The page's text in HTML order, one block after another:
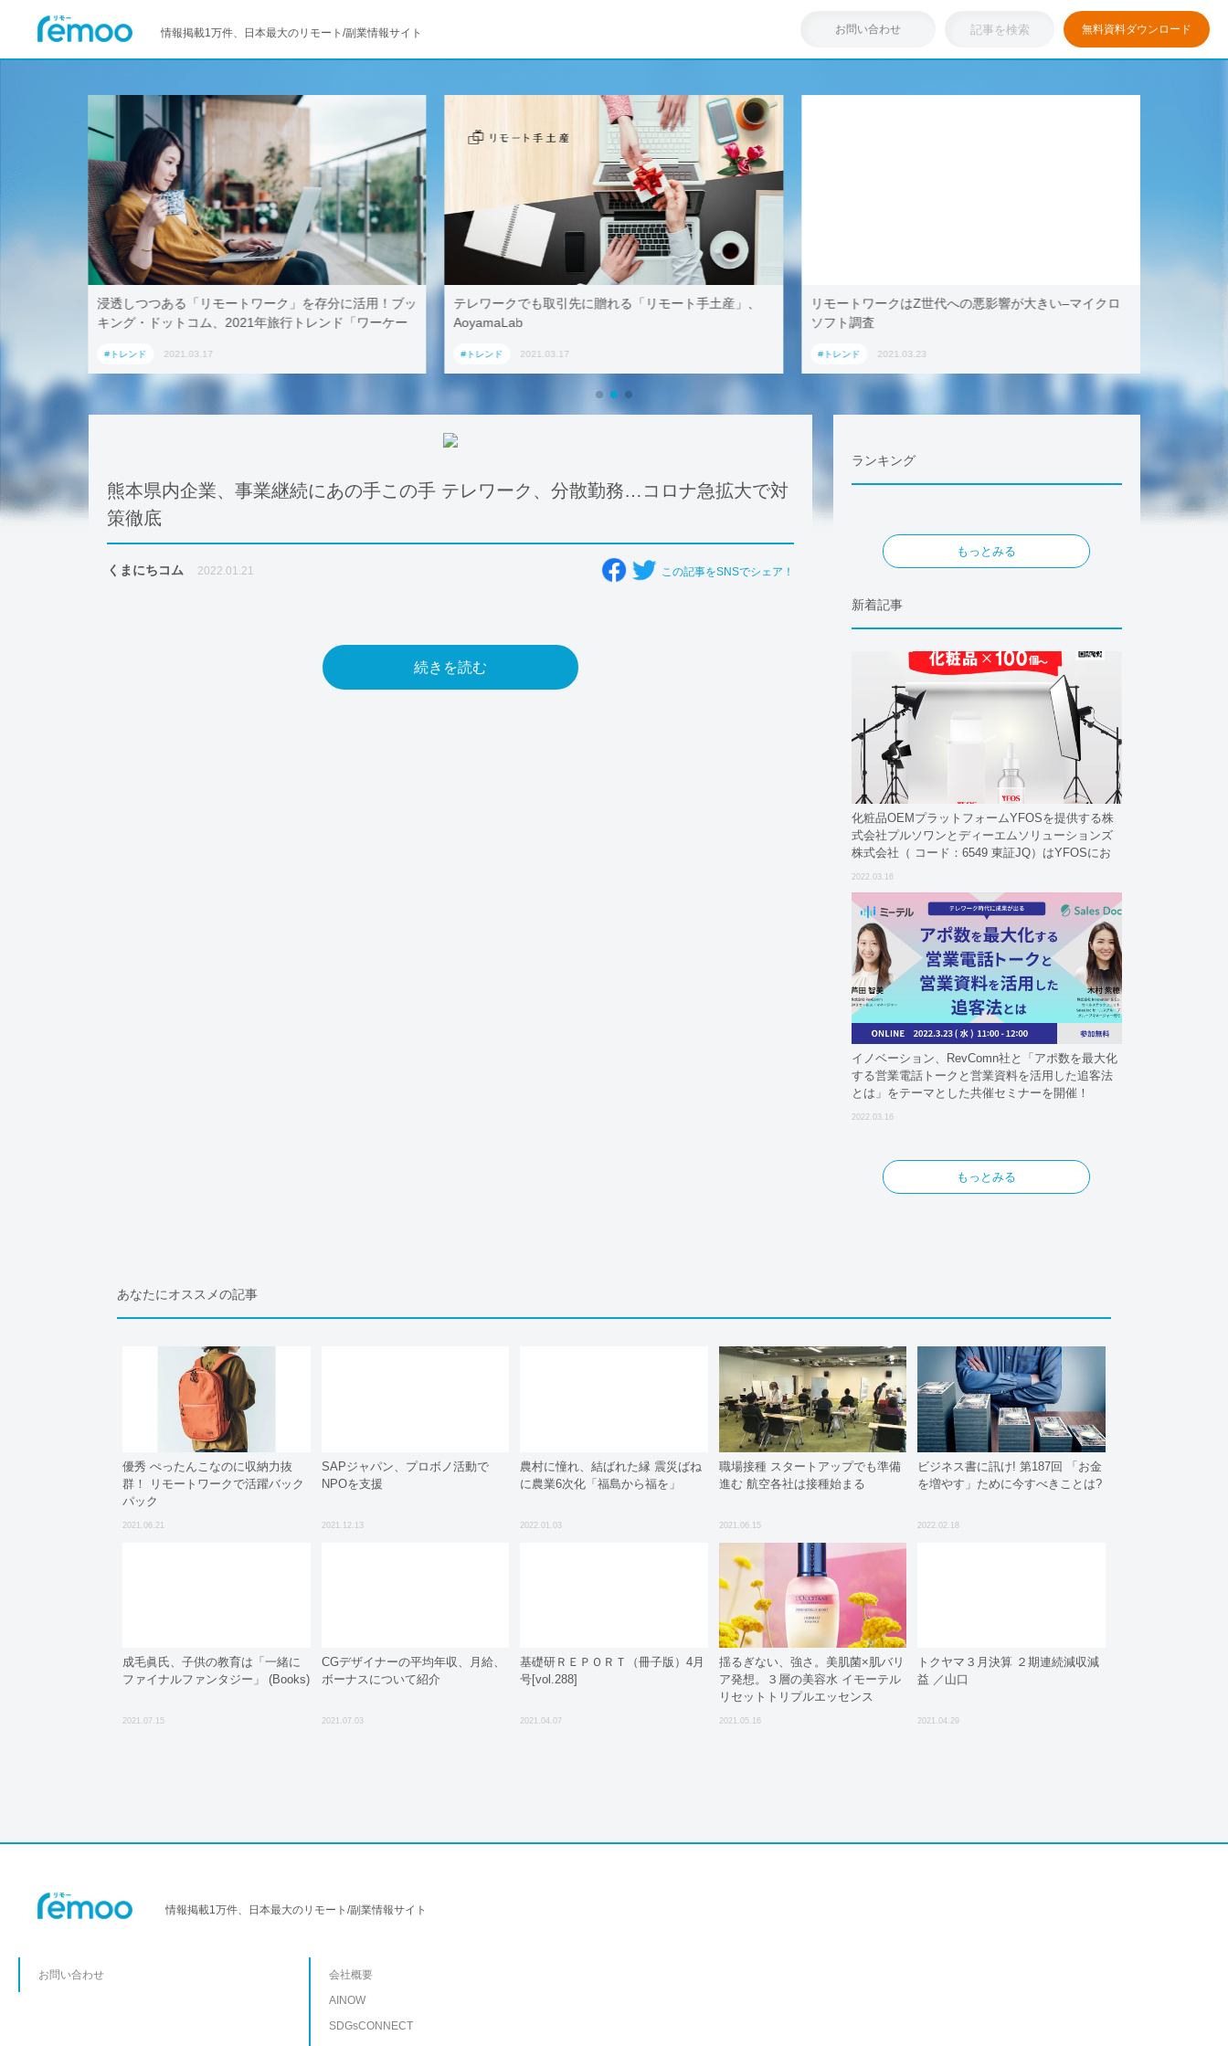
情報掲載1万件、日本最大のリモート/副業情報サイト お問い合わせ 無料資料ダウンロード
浸透しつつある「リモートワーク」を存分に活用！ブッ
キング・ドットコム、2021年旅行トレンド「ワーケー
#トレンド 2021.03.17
テレワークでも取引先に贈れる「リモート手土産」、
AoyamaLab
#トレンド 2021.03.17
リモートワークはZ世代への悪影響が大きい–マイクロ
ソフト調査
#トレンド 2021.03.23
熊本県内企業、事業継続にあの手この手 テレワーク、分散勤務…コロナ急拡大で対
策徹底
くまにちコム 2022.01.21 この記事をSNSでシェア！
続きを読む
ランキング
もっとみる
新着記事
化粧品OEMプラットフォームYFOSを提供する株
式会社プルソワンとディーエムソリューションズ
株式会社（ コード：6549 東証JQ）はYFOSにお
2022.03.16
イノベーション、RevComn社と「アポ数を最大化
する営業電話トークと営業資料を活用した追客法
とは」をテーマとした共催セミナーを開催！
2022.03.16
もっとみる
あなたにオススメの記事
優秀 ぺったんこなのに収納力抜
群！ リモートワークで活躍バック
パック
2021.06.21
SAPジャパン、プロボノ活動で
NPOを支援
2021.12.13
農村に憧れ、結ばれた縁 震災ばね
に農業6次化「福島から福を」
2022.01.03
職場接種 スタートアップでも準備
進む 航空各社は接種始まる
2021.06.15
ビジネス書に訊け! 第187回 「お金
を増やす」ために今すべきことは?
2022.02.18
成毛眞氏、子供の教育は「一緒に
ファイナルファンタジー」 (Books)
2021.07.15
CGデザイナーの平均年収、月給、
ボーナスについて紹介
2021.07.03
基礎研ＲＥＰＯＲＴ（冊子版）4月
号[vol.288]
2021.04.07
揺るぎない、強さ。美肌菌×肌バリ
ア発想。３層の美容水 イモーテル
リセットトリプルエッセンス
2021.05.16
トクヤマ３月決算 ２期連続減収減
益 ／山口
2021.04.29
情報掲載1万件、日本最大のリモート/副業情報サイト
お問い合わせ
会社概要
AINOW
SDGsCONNECT